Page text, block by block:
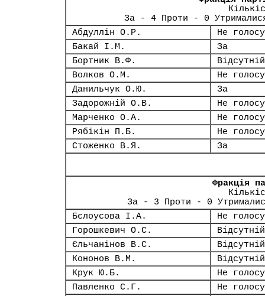
За - 4 Проти - 0
Абдуллін О.Р.
Не
Бакай І.М.
За
Бортник В.Ф.
Відсутній
Волков О.М.
Не
Данильчук О.Ю.
За
Задорожній О.В.
Не
Марченко О.А.
Не
Рябікін П.Б.
Не
Стоженко В.Я.
За
Фракція
За - 3 Проти - 0
Бєлоусова І.А.
Не
Горошкевич О.С.
Відсутній
Єльчанінов В.С.
Відсутній
Кононов В.М.
Відсутній
Крук Ю.Б.
Не
Павленко С.Г.
Не